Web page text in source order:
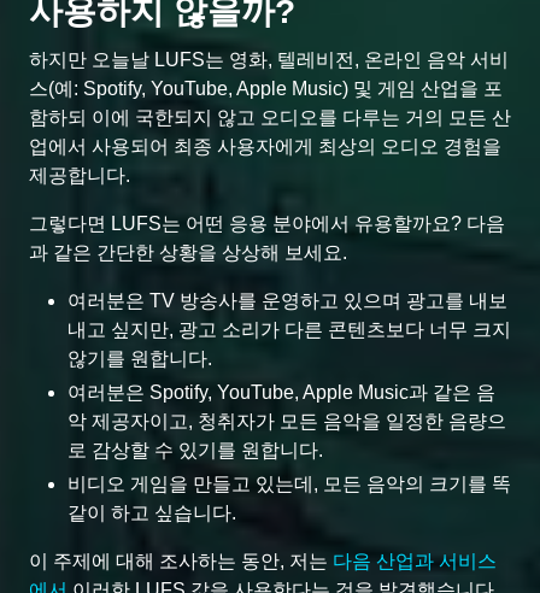
사용하지 않을까?
하지만 오늘날 LUFS는 영화, 텔레비전, 온라인 음악 서비
스(예: Spotify, YouTube, Apple Music) 및 게임 산업을 포
함하되 이에 국한되지 않고 오디오를 다루는 거의 모든 산
업에서 사용되어 최종 사용자에게 최상의 오디오 경험을
제공합니다.
그렇다면 LUFS는 어떤 응용 분야에서 유용할까요? 다음
과 같은 간단한 상황을 상상해 보세요.
여러분은 TV 방송사를 운영하고 있으며 광고를 내보
내고 싶지만, 광고 소리가 다른 콘텐츠보다 너무 크지
않기를 원합니다.
여러분은 Spotify, YouTube, Apple Music과 같은 음
악 제공자이고, 청취자가 모든 음악을 일정한 음량으
로 감상할 수 있기를 원합니다.
비디오 게임을 만들고 있는데, 모든 음악의 크기를 똑
같이 하고 싶습니다.
이 주제에 대해 조사하는 동안, 저는 다음 산업과 서비스